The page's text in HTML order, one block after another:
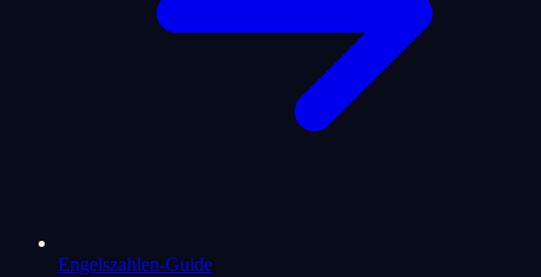
Engelszahlen-Guide